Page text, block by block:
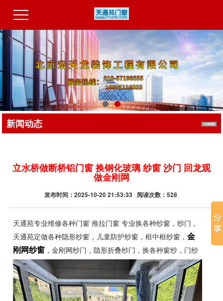
新闻动态
立水桥做断桥铝门窗 换钢化玻璃 纱窗 沙门 回龙观
做金刚网
发布时间：2025-10-20 21:53:33 阅读次数：528
天通苑专业维修各种门窗 推拉门窗 专业换各种纱窗，纱门，
天通苑定做各种隐形纱窗，儿童防护纱窗，框中框纱窗， 金
刚网纱窗，金刚网纱门，隐形折叠纱门，换各种窗纱， 门纱